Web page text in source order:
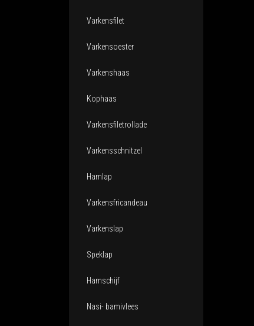
Varkensfilet
Varkensoester
Varkenshaas
Kophaas
Varkensfiletrollade
Varkensschnitzel
Hamlap
Varkensfricandeau
Varkenslap
Speklap
Hamschijf
Nasi- bamivlees